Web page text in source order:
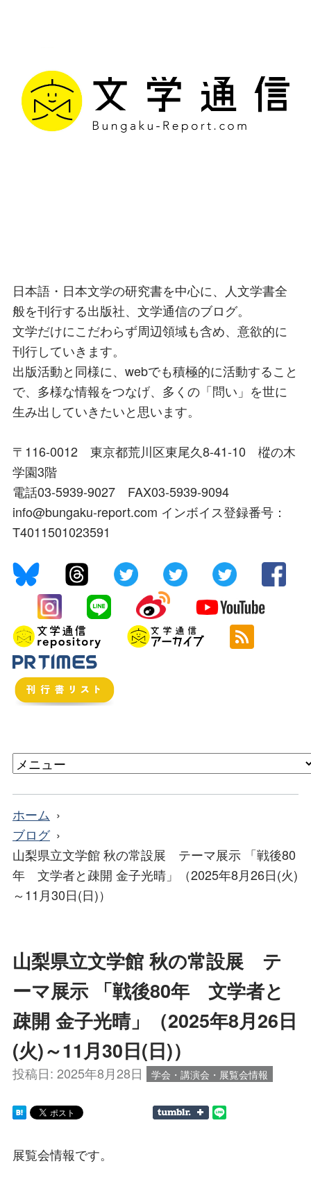
日本語・日本文学の研究書を中心に、人文学書全
般を刊行する出版社、文学通信のブログ。
文学だけにこだわらず周辺領域も含め、意欲的に
刊行していきます。
出版活動と同様に、webでも積極的に活動すること
で、多様な情報をつなげ、多くの「問い」を世に
生み出していきたいと思います。
〒116-0012 東京都荒川区東尾久8-41-10 樅の木
学園3階
電話03-5939-9027 FAX03-5939-9094
info@bungaku-report.com インボイス登録番号：
T4011501023591
ホーム
ブログ
山梨県立文学館 秋の常設展 テーマ展示 「戦後80
年 文学者と疎開 金子光晴」（2025年8月26日(火)
～11月30日(日)）
山梨県立文学館 秋の常設展 テ
ーマ展示 「戦後80年 文学者と
疎開 金子光晴」（2025年8月26日
(火)～11月30日(日)）
投稿日: 2025年8月28日 学会・講演会・展覧会情報
展覧会情報です。